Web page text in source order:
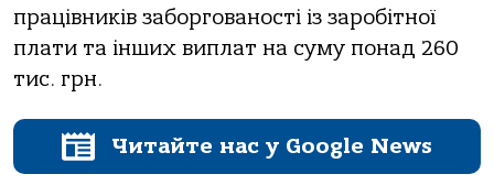
працівників заборгованості із заробітної
плати та інших виплат на суму понад 260
тис. грн.
Читайте нас у Google News